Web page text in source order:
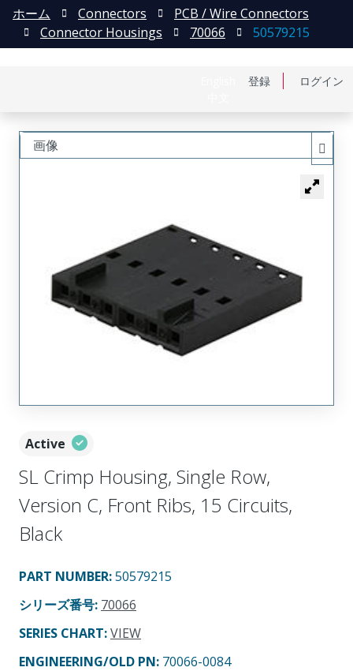
登録 ログイン
ホーム Connectors
PCB / Wire Connectors
Connector Housings
70066 50579215
Active
SL Crimp Housing, Single Row,
Version C, Front Ribs, 15 Circuits,
Black
PART NUMBER:50579215
シリーズ番号: 70066
SERIES CHART:VIEW
ENGINEERING/OLD PN: 70066-0084
画像